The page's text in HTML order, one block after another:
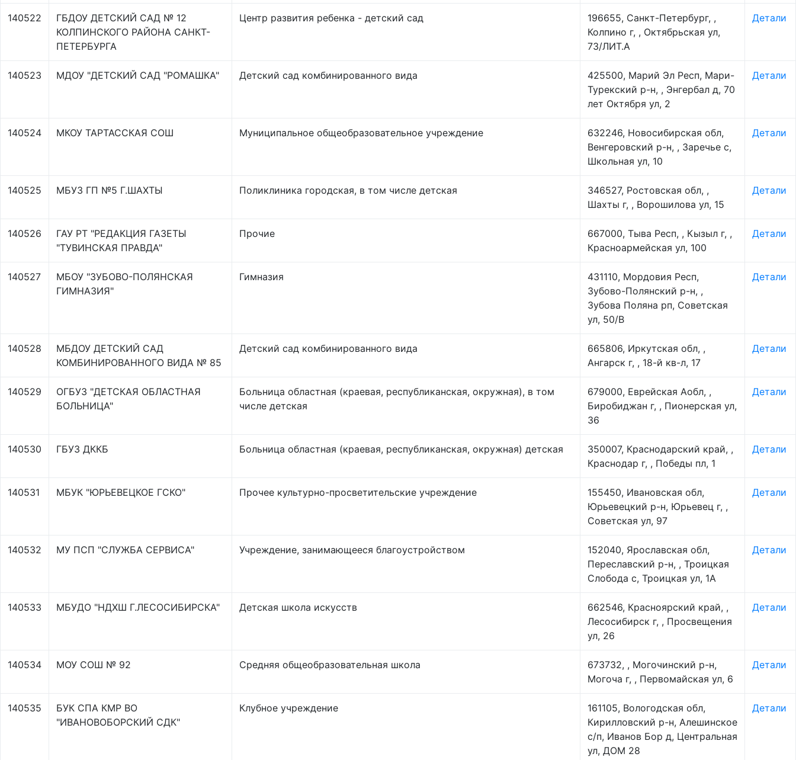
140522
ГБДОУ ДЕТСКИЙ САД № 12
КОЛПИНСКОГО РАЙОНА САНКТ-
ПЕТЕРБУРГА
Центр развития ребенка - детский сад
196655, Санкт-Петербург, ,
Колпино г, , Октябрьская ул,
73/ЛИТ.А
Детали
140523 МДОУ "ДЕТСКИЙ САД "РОМАШКА" Детский сад комбинированного вида
425500, Марий Эл Респ, Мари-
Турекский р-н, , Энгербал д, 70
лет Октября ул, 2
Детали
140524 МКОУ ТАРТАССКАЯ СОШ Муниципальное общеобразовательное учреждение
632246, Новосибирская обл,
Венгеровский р-н, , Заречье с,
Школьная ул, 10
Детали
140525 МБУЗ ГП №5 Г.ШАХТЫ Поликлиника городская, в том числе детская
346527, Ростовская обл, ,
Шахты г, , Ворошилова ул, 15
Детали
140526
ГАУ РТ "РЕДАКЦИЯ ГАЗЕТЫ
"ТУВИНСКАЯ ПРАВДА"
Прочие
667000, Тыва Респ, , Кызыл г, ,
Красноармейская ул, 100
Детали
140527
МБОУ "ЗУБОВО-ПОЛЯНСКАЯ
ГИМНАЗИЯ"
Гимназия
431110, Мордовия Респ,
Зубово-Полянский р-н, ,
Зубова Поляна рп, Советская
ул, 50/В
Детали
140528
МБДОУ ДЕТСКИЙ САД
КОМБИНИРОВАННОГО ВИДА № 85
Детский сад комбинированного вида
665806, Иркутская обл, ,
Ангарск г, , 18-й кв-л, 17
Детали
140529
ОГБУЗ "ДЕТСКАЯ ОБЛАСТНАЯ
БОЛЬНИЦА"
Больница областная (краевая, республиканская, окружная), в том
числе детская
679000, Еврейская Аобл, ,
Биробиджан г, , Пионерская ул,
36
Детали
140530 ГБУЗ ДККБ Больница областная (краевая, республиканская, окружная) детская
350007, Краснодарский край, ,
Краснодар г, , Победы пл, 1
Детали
140531 МБУК "ЮРЬЕВЕЦКОЕ ГСКО" Прочее культурно-просветительские учреждение
155450, Ивановская обл,
Юрьевецкий р-н, Юрьевец г, ,
Советская ул, 97
Детали
140532 МУ ПСП "СЛУЖБА СЕРВИСА" Учреждение, занимающееся благоустройством
152040, Ярославская обл,
Переславский р-н, , Троицкая
Слобода с, Троицкая ул, 1А
Детали
140533 МБУДО "НДХШ Г.ЛЕСОСИБИРСКА" Детская школа искусств
662546, Красноярский край, ,
Лесосибирск г, , Просвещения
ул, 26
Детали
140534 МОУ СОШ № 92 Средняя общеобразовательная школа
673732, , Могочинский р-н,
Могоча г, , Первомайская ул, 6
Детали
140535
БУК СПА КМР ВО
"ИВАНОВОБОРСКИЙ СДК"
Клубное учреждение
161105, Вологодская обл,
Кирилловский р-н, Алешинское
с/п, Иванов Бор д, Центральная
ул, ДОМ 28
Детали